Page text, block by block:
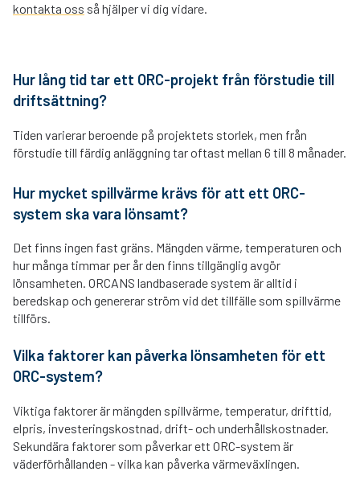
kontakta oss så hjälper vi dig vidare.
Hur lång tid tar ett ORC-projekt från förstudie till
driftsättning?
Tiden varierar beroende på projektets storlek, men från
förstudie till färdig anläggning tar oftast mellan 6 till 8 månader.
Hur mycket spillvärme krävs för att ett ORC-
system ska vara lönsamt?
Det finns ingen fast gräns. Mängden värme, temperaturen och
hur många timmar per år den finns tillgänglig avgör
lönsamheten. ORCANS landbaserade system är alltid i
beredskap och genererar ström vid det tillfälle som spillvärme
tillförs.
Vilka faktorer kan påverka lönsamheten för ett
ORC-system?
Viktiga faktorer är mängden spillvärme, temperatur, drifttid,
elpris, investeringskostnad, drift- och underhållskostnader.
Sekundära faktorer som påverkar ett ORC-system är
väderförhållanden - vilka kan påverka värmeväxlingen.